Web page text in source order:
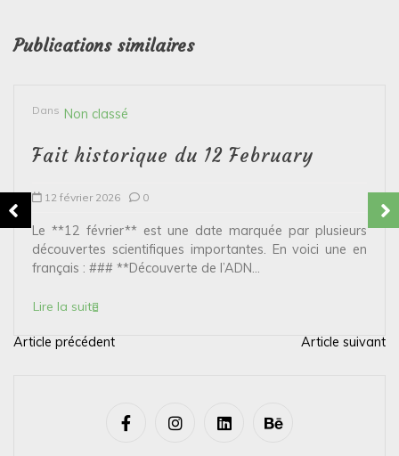
Publications similaires
Dans Non classé
Fait historique du 12 February
12 février 2026 0
Le **12 février** est une date marquée par plusieurs
découvertes scientifiques importantes. En voici une en
français : ### **Découverte de l’ADN...
Lire la suite
N
Article précédent Article suivant